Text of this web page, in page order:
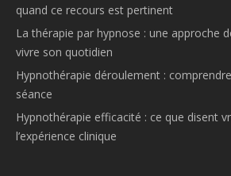
quand ce recours est pertinent
La thérapie par hypnose : une approche
vivre son quotidien
Hypnothérapie déroulement :
séance
Hypnothérapie efficacité : ce que disent
l’expérience clinique